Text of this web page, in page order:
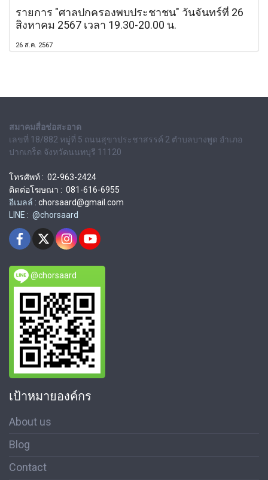
รายการ "ศาลปกครองพบประชาชน" วันจันทร์ที่ 26
สิงหาคม 2567 เวลา 19.30-20.00 น.
26 ส.ค. 2567
สมาคมสื่อช่อสะอาด
เลขที่ 18/882 หมู่ที่ 5 ถนนสุขาประชาสรรค์ 2 ตำบลบางพูด อำเภอ
ปากเกร็ด จังหวัดนนทบุรี 11120
โทรศัพท์ : 02-963-2424
ติดต่อโฆษณา : 081-616-6955
อีเมลล์ : chorsaard@gmail.com
LINE : @chorsaard
@chorsaard
เป้าหมายองค์กร
About us
Blog
Contact